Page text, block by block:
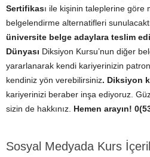
Sertifikası ile kişinin taleplerine göre
belgelendirme alternatifleri
üniversite belge adaylara teslim
Dünyası Diksiyon Kursu’nun diğer
yararlanarak kendi kariyerinizin
kendiniz yön verebilirsiniz. Diksiyon
kariyerinizi beraber inşa ediyoruz.
sizin de hakkınız. Hemen arayın!
Sosyal Medyada Kurs